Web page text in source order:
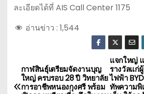
ละเอียดได้ที่ AIS Call Center 1175
อ่านข่าว : 1,544
แ
น
แจกใหญ่ แ
รางวัลแก่
ไฟฟ้า
ทัพความพิ
กาฬสินธุ์เตรียมจัดงานบุญ
ใหญ่ ครบรอบ 28 ปี วิทยาลัย
การอาชีพหนองกุงศรี พร้อม